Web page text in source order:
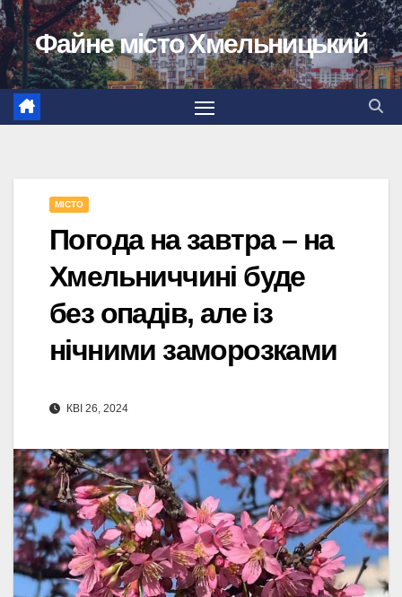
Перейти
до
вмісту
Файне місто Хмельницький
МІСТО
Погода на завтра – на
Хмельниччині буде
без опадів, але із
нічними заморозками
КВІ 26, 2024